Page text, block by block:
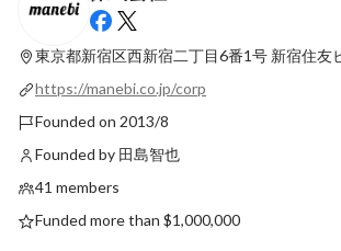
「BEST TEAM NOMINATION 100」に選
出されました_『共感』で選ばれる組織を
目指して。
Latest
東京都新宿区西新宿二丁目6番1号 新宿住友
https://manebi.co.jp/corp
Founded on 2013/8
Founded by 田島智也
41 members
Funded more than $1,000,000